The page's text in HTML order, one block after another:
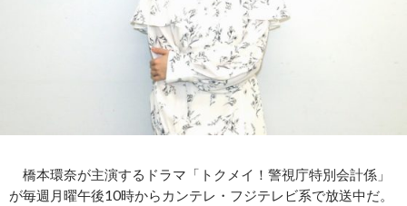
橋本環奈が主演するドラマ「トクメイ！警視庁特別会計係」
が毎週月曜午後10時からカンテレ・フジテレビ系で放送中だ。